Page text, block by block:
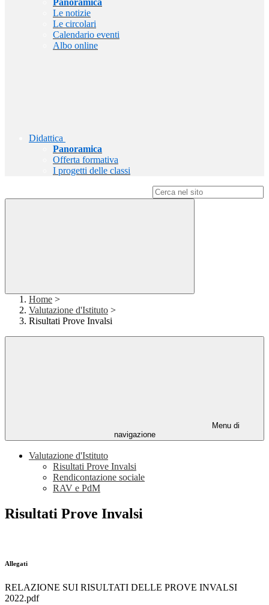
Panoramica
Le notizie
Le circolari
Calendario eventi
Albo online
Didattica
Panoramica
Offerta formativa
I progetti delle classi
Home >
Valutazione d'Istituto >
Risultati Prove Invalsi
Menu di
navigazione
Valutazione d'Istituto
Risultati Prove Invalsi
Rendicontazione sociale
RAV e PdM
Risultati Prove Invalsi
Allegati
RELAZIONE SUI RISULTATI DELLE PROVE INVALSI
2022.pdf